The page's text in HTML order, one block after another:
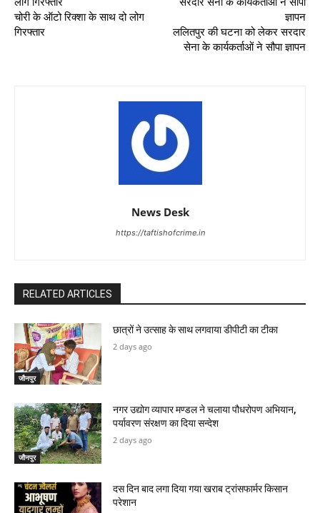
चोरी के ऑटो रिक्शा के साथ दो लोग
गिरफ्तार
ललितपुर की घटना को लेकर सरदार
सेना के कार्यकर्ताओं ने सौपा ज्ञापन
News Desk
https://taftishofcrime.in
RELATED ARTICLES
जौनपुर
छात्रों ने उत्साह के साथ लगवाया डीपीटी का टीका
2 days ago
जौनपुर
नगर उद्योग व्यापार मण्डल ने चलाया पौधरोपण अभियान,
पर्यावरण संरक्षण का दिया सन्देश
2 days ago
दस दिन बाद लगा दिया गया खराब ट्रांसफार्मर किसान
परेशान